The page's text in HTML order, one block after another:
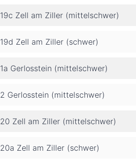
19c Zell am Ziller (mittelschwer)
19d Zell am Ziller (schwer)
1a Gerlosstein (mittelschwer)
2 Gerlosstein (mittelschwer)
20 Zell am Ziller (mittelschwer)
20a Zell am Ziller (schwer)